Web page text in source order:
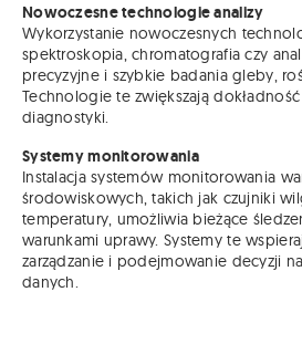
Nowoczesne technologie analizy
Wykorzystanie nowoczesnych
spektroskopia, chromatografia czy
precyzyjne i szybkie badania gleby,
Technologie te zwiększają
diagnostyki.
Systemy monitorowania
Instalacja systemów monitorowania
środowiskowych, takich jak czujniki
temperatury, umożliwia bieżące
warunkami uprawy. Systemy te
zarządzanie i podejmowanie decyzji
danych.